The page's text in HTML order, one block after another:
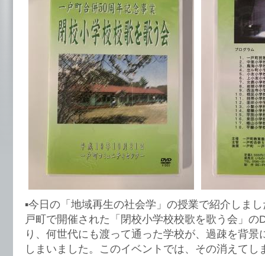
▪️今日の「地域再生の社会学」の授業で紹介しま
戸町で開催された「閉校小学校校歌を歌う会」の
り、何世代にも渡って通った学校が、過疎を背景
しまいました。このイベントでは、その消えてし